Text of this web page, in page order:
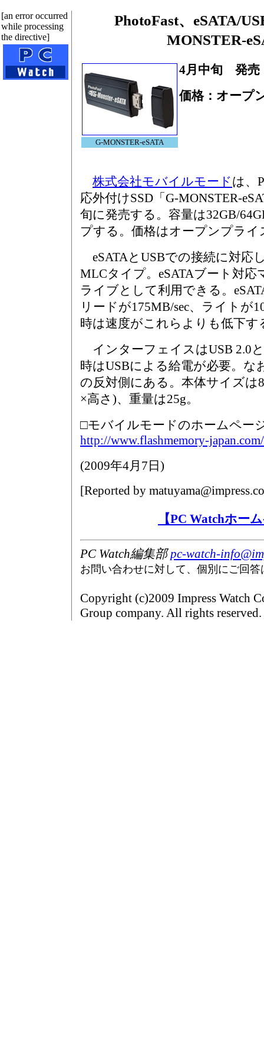
[an error occurred
while processing
the directive]
PhotoFast、eSATA/
MONSTER-
G-MONSTER-eSATA
4月中旬 発売
価格：オープ
株式会社モバイルモードは、
応外付けSSD「G-MONSTER-
旬に発売する。容量は32GB/
プする。価格はオープンプライ
eSATAとUSBでの接続に対応
MLCタイプ。eSATAブート対
ライブとして利用できる。
リードが175MB/sec、ライトが
時は速度がこれらよりも低下す
インターフェイスはUSB 2.0と
時はUSBによる給電が必要。な
の反対側にある。本体サイズは
×高さ)、重量は25g。
□モバイルモードのホームペー
http://www.flashmemory-japan.com/
(2009年4月7日 )
[Reported by
【PC Watchホー
PC Watch編集部pc-watch-
お問い合わせに対して、個別にご回
Copyright (c)2009 Impress Watch
Group company. All rights reserved.